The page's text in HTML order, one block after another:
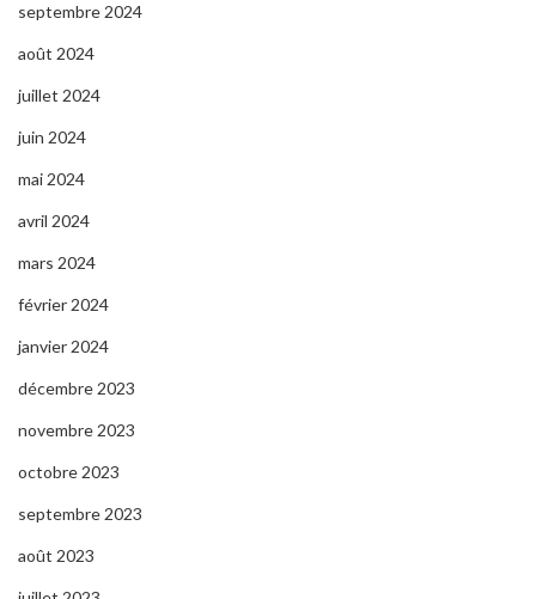
septembre 2024
août 2024
juillet 2024
juin 2024
mai 2024
avril 2024
mars 2024
février 2024
janvier 2024
décembre 2023
novembre 2023
octobre 2023
septembre 2023
août 2023